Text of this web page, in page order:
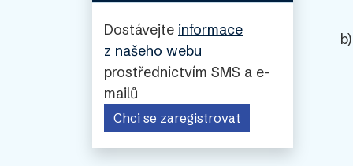
Dostávejte informace
z našeho webu
prostřednictvím SMS a e-
mailů
Chci se zaregistrovat